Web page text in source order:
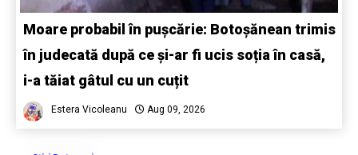
Moare probabil în pușcărie: Botoșănean trimis
în judecată după ce și-ar fi ucis soția în casă,
i-a tăiat gâtul cu un cuțit
Estera Vicoleanu Aug 09, 2026